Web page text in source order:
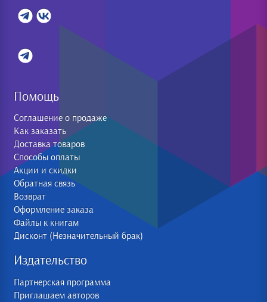
Помощь
Соглашение о продаже
Как заказать
Доставка товаров
Способы оплаты
Акции и скидки
Обратная связь
Возврат
Оформление заказа
Файлы к книгам
Дисконт (Незначительный брак)
Издательство
Партнерская программа
Приглашаем авторов